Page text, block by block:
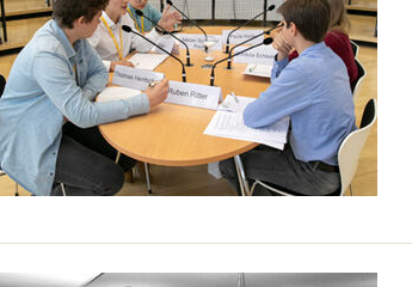
Urheber der Grafik: